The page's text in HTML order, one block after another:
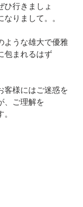
ひ行きましょ
りまして。。
ような雄大で優雅
包まれるはず
客様にはご迷惑を
、ご理解を